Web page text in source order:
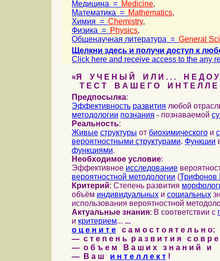
Медицина = Medicine,
Математика = Mathematics,
Химия = Chemistry,
Физика = Physics,
Общенаучная литература = General
Щелкни здесь и получи доступ к
Click here and receive access to the any
«Я У Ч Е Н Ы Й И Л И . . . Н Е Д О У
Т Е С Т В А Ш Е Г О И Н Т Е Л Л Е
Предпосылка:
Эффективность развития любой
методологии познания - познаваемой
Реальность:
Живые структуры от биохимического и
вероятностными структурами. Функции
функциями.
Необходимое условие:
Эффективное исследование
вероятностной методологии (Трифонов
Критерий: Степень развития
объём индивидуальных и социальных
использования вероятностной
Актуальные знания: В соответствии с
и критерием... ...
о ц е н и т е с а м о с т о я т е л ь н о:
— с т е п е н ь р а з в и т и я с о в р
— о б ъ е м В а ш и х з н а н и й и
— В а ш и н т е л л е к т !